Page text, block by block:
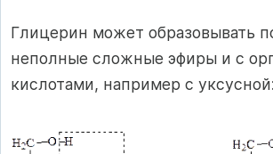
Глицерин может образовывать
неполные сложные эфиры и с
кислотами, например с уксусной: